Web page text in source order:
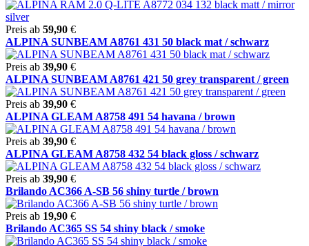
Preis ab 59,90 €
ALPINA SUNBEAM A8761 431 50 black mat / schwarz
Preis ab 39,90 €
ALPINA SUNBEAM A8761 421 50 grey transparent / green
Preis ab 39,90 €
ALPINA GLEAM A8758 491 54 havana / brown
Preis ab 39,90 €
ALPINA GLEAM A8758 432 54 black gloss / schwarz
Preis ab 39,90 €
Brilando AC366 A-SB 56 shiny turtle / brown
Preis ab 19,90 €
Brilando AC365 SS 54 shiny black / smoke